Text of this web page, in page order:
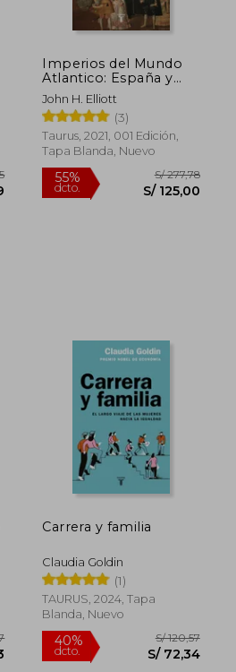
S/ 182,37
S/ 109,42
S/ 214,65
S/ 96,59
Imperios del Mundo
Atlantico: España y
Gran Bretaña en
America (1492-1830)
John H. Elliott
(3)
Taurus, 2021, 001 Edición,
Tapa Blanda, Nuevo
55%
dcto.
Carrera y familia
Claudia Goldin
(1)
TAURUS, 2024, Tapa
Blanda, Nuevo